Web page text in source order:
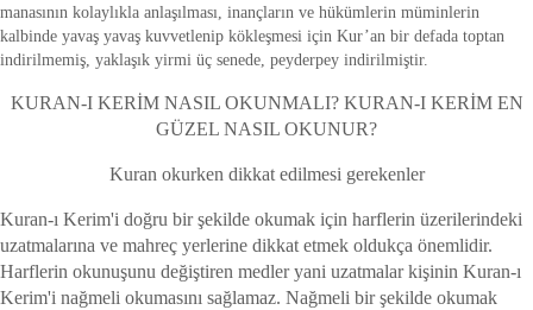
manasının kolaylıkla anlaşılması, inançların ve hükümlerin müminlerin
kalbinde yavaş yavaş kuvvetlenip kökleşmesi için Kur’an bir defada toptan
indirilmemiş, yaklaşık yirmi üç senede, peyderpey indirilmiştir.
KURAN-I KERİM NASIL OKUNMALI? KURAN-I KERİM EN
GÜZEL NASIL OKUNUR?
Kuran okurken dikkat edilmesi gerekenler
Kuran-ı Kerim'i doğru bir şekilde okumak için harflerin üzerilerindeki
uzatmalarına ve mahreç yerlerine dikkat etmek oldukça önemlidir.
Harflerin okunuşunu değiştiren medler yani uzatmalar kişinin Kuran-ı
Kerim'i nağmeli okumasını sağlamaz. Nağmeli bir şekilde okumak